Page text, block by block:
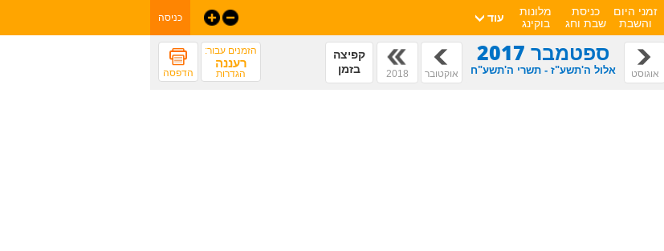
זמני היום
והשבת
כניסת
שבת וחג
מלונות
בוקינג
עוד כניסה
הזמנים עבור:
רעננה
הגדרות הדפסה אוגוסט
ספטמבר 2017
אלול ה'תשע"ז - תשרי ה'תשע"ח אוקטובר 2018
קפיצה
בזמן